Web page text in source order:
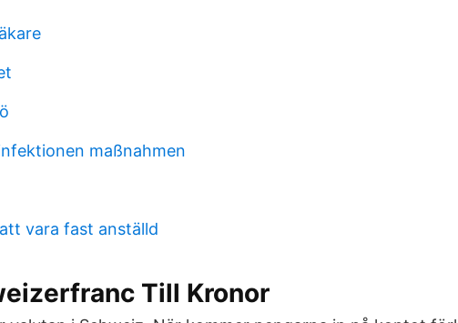
maßnahmen
vara fast anställd
Till Kronor